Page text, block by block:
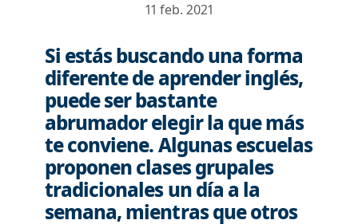
11 feb. 2021
Si estás buscando una forma
diferente de aprender inglés,
puede ser bastante
abrumador elegir la que más
te conviene. Algunas escuelas
proponen clases grupales
tradicionales un día a la
semana, mientras que otros